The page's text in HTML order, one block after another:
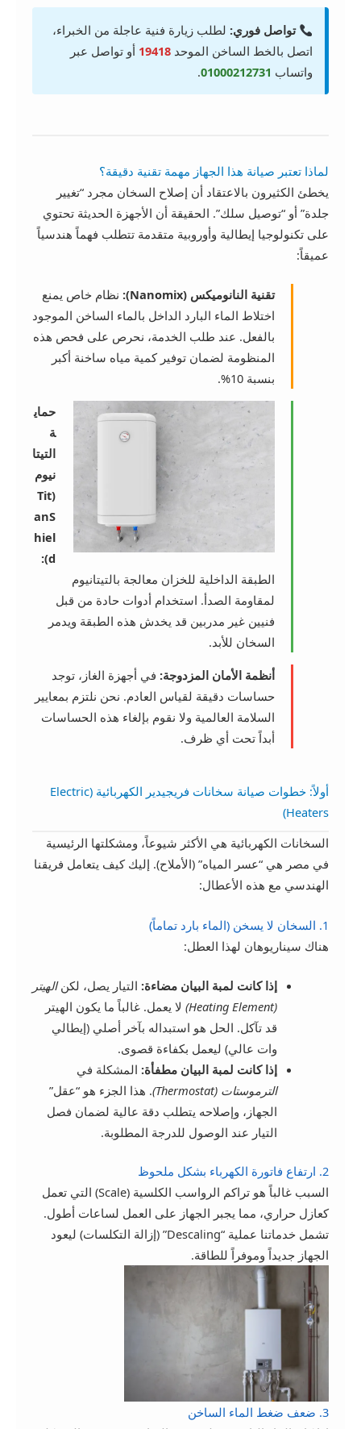
تواصل فوري: لطلب زيارة فنية عاجلة من الخبراء،
اتصل بالخط الساخن الموحد 19418 أو تواصل عبر
واتساب 01000212731
.
لماذا تعتبر صيانة هذا الجهاز مهمة تقنية دقيقة؟
يخطئ الكثيرون بالاعتقاد أن إصلاح السخان مجرد “تغيير
جلدة” أو “توصيل سلك”. الحقيقة أن الأجهزة الحديثة تحتوي
على تكنولوجيا إيطالية وأوروبية متقدمة تتطلب فهماً هندسياً
عميقاً:
تقنية النانوميكس (Nanomix):
نظام خاص يمنع
اختلاط الماء البارد الداخل بالماء الساخن الموجود
بالفعل. عند طلب الخدمة، نحرص على فحص هذه
المنظومة لضمان توفير كمية مياه ساخنة أكبر
بنسبة 10%.
حماي
ة
التيتا
نيوم
(Tit
anS
hiel
d):
الطبقة الداخلية للخزان معالجة بالتيتانيوم
لمقاومة الصدأ. استخدام أدوات حادة من قبل
فنيين غير مدربين قد يخدش هذه الطبقة ويدمر
السخان للأبد.
أنظمة الأمان المزدوجة: في أجهزة الغاز، توجد
حساسات دقيقة لقياس العادم. نحن نلتزم بمعايير
السلامة العالمية ولا نقوم بإلغاء هذه الحساسات
أبداً تحت أي ظرف.
أولاً: خطوات صيانة سخانات فريجيدير الكهربائية (Electric
Heaters)
السخانات الكهربائية هي الأكثر شيوعاً، ومشكلتها الرئيسية
في مصر هي “عسر المياه” (الأملاح). إليك كيف يتعامل فريقنا
الهندسي مع هذه الأعطال:
1. السخان لا يسخن (الماء بارد تماماً)
هناك سيناريوهان لهذا العطل:
إذا كانت لمبة البيان مضاءة: التيار يصل، لكنالهيتر
(Heating Element)
لا يعمل. غالباً ما يكون الهيتر
قد تآكل. الحل هو استبداله بآخر أصلي (إيطالي
وات عالي) ليعمل بكفاءة قصوى.
إذا كانت لمبة البيان مطفأة: المشكلة في
الترموستات (Thermostat)
. هذا الجزء هو “عقل”
الجهاز، وإصلاحه يتطلب دقة عالية لضمان فصل
التيار عند الوصول للدرجة المطلوبة.
2. ارتفاع فاتورة الكهرباء بشكل ملحوظ
السبب غالباً هو تراكم الرواسب الكلسية (Scale) التي تعمل
كعازل حراري، مما يجبر الجهاز على العمل لساعات أطول.
تشمل خدماتنا عملية “Descaling” (إزالة التكلسات) ليعود
الجهاز جديداً وموفراً للطاقة.
3. ضعف ضغط الماء الساخن